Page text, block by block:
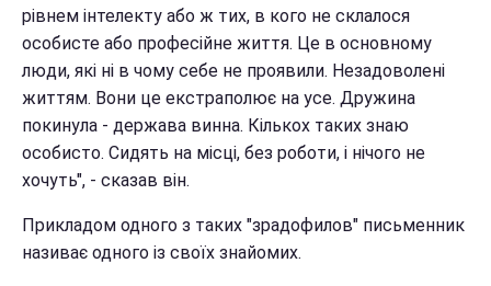
рівнем інтелекту або ж тих, в кого не склалося
особисте або професійне життя. Це в основному
люди, які ні в чому себе не проявили. Незадоволені
життям. Вони це екстраполює на усе. Дружина
покинула - держава винна. Кількох таких знаю
особисто. Сидять на місці, без роботи, і нічого не
хочуть", - сказав він.
Прикладом одного з таких "зрадофилов" письменник
називає одного із своїх знайомих.